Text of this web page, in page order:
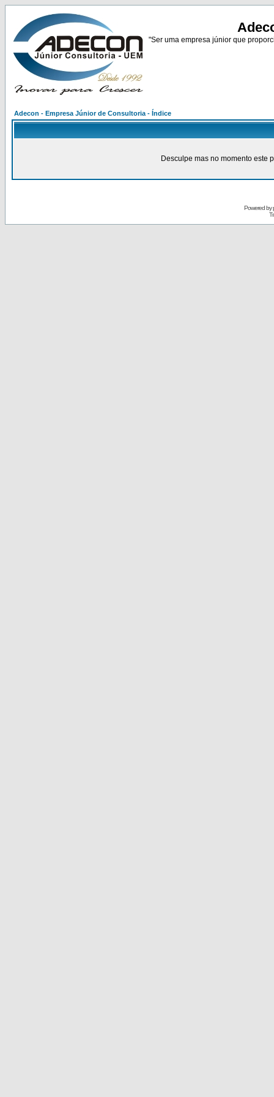
"Ser uma empresa júnior que
Adecon - Empresa Júnior de Consultoria - Índice
Desculpe mas no momento este
Powered by